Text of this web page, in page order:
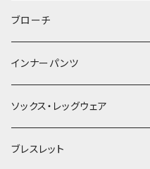
ヘアゴム
簪
ブローチ
インナーパンツ
ソックス・レッグウェア
ブレスレット